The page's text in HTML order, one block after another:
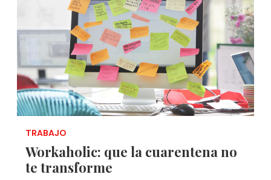
TRABAJO
Workaholic: que la cuarentena no
te transforme